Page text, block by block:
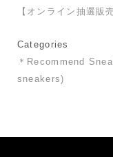
【オンライン抽選販
Categories
＊Recommend
sneakers)